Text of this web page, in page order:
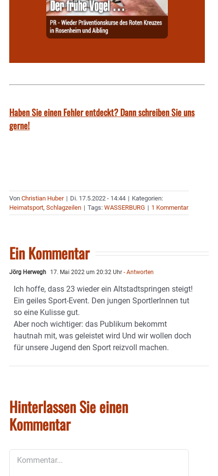
Haben Sie einen Fehler entdeckt? Dann schreiben Sie uns
gerne!
Von Christian Huber | Di. 17.5.2022 - 14:44 | Kategorien:
Heimatsport, Schlagzeilen | Tags: WASSERBURG | 1 Kommentar
Ein Kommentar
Jörg Herwegh 17. Mai 2022 um 20:32 Uhr - Antworten
Ich hoffe, dass 23 wieder ein Altstadtspringen steigt!
Ein geiles Sport-Event. Den jungen SportlerInnen tut
so eine Kulisse gut.
Aber noch wichtiger: das Publikum bekommt
hautnah mit, was geleistet wird Und wir wollen doch
für unsere Jugend den Sport reizvoll machen.
Hinterlassen Sie einen
Kommentar